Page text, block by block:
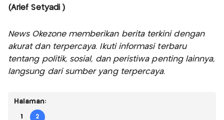
(Arief Setyadi )
News Okezone memberikan berita terkini dengan
akurat dan terpercaya. Ikuti informasi terbaru
tentang politik, sosial, dan peristiwa penting lainnya,
langsung dari sumber yang terpercaya.
Halaman:
1 2